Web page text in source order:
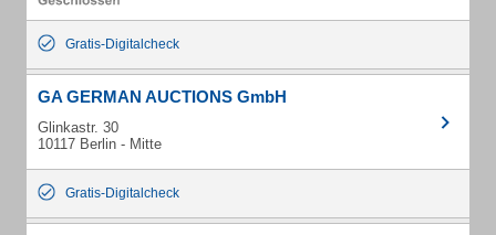
Gratis-Digitalcheck
GA GERMAN AUCTIONS GmbH
Glinkastr. 30
10117 Berlin - Mitte
Gratis-Digitalcheck